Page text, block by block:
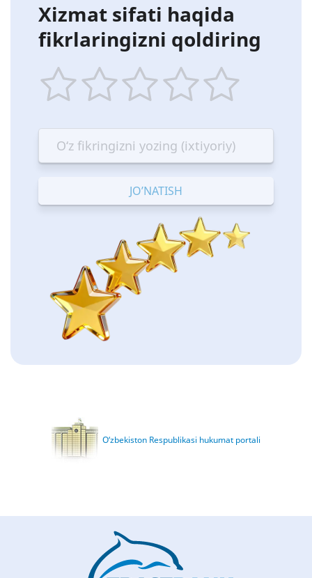
Xizmat sifati haqida
fikrlaringizni qoldiring
star
Terrible
stars
—
Bad
stars
—
OK
stars
—
Good
stars
—
Excellent
O‘zbekiston Respublikasi hukumat portali